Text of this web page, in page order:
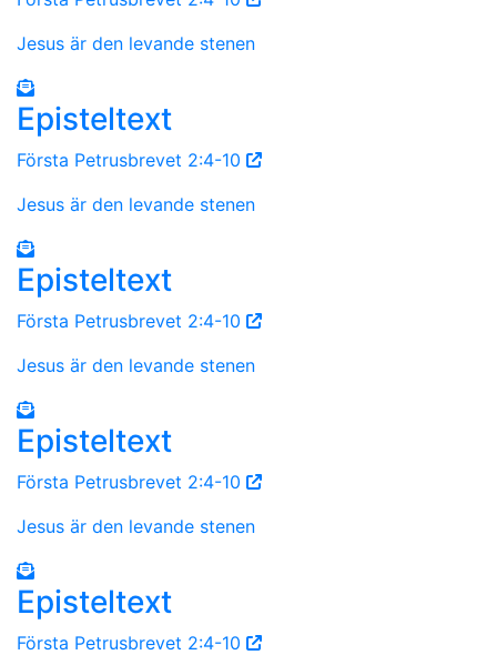
Jesus är den levande stenen
Episteltext
Första Petrusbrevet 2:4-10
Jesus är den levande stenen
Episteltext
Första Petrusbrevet 2:4-10
Jesus är den levande stenen
Episteltext
Första Petrusbrevet 2:4-10
Jesus är den levande stenen
Episteltext
Första Petrusbrevet 2:4-10